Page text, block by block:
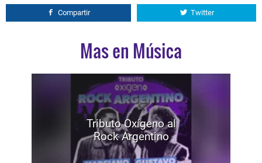
Compartir Twitter
Mas en Música
Tributo Oxígeno al
Rock Argentino